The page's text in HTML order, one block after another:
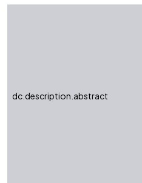
dc.description.abstract